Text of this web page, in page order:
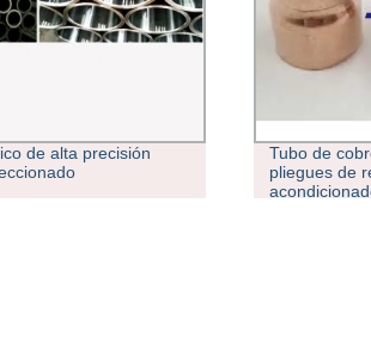
Tubo de cobre en T usado en los
pliegues de retorno de cobre del